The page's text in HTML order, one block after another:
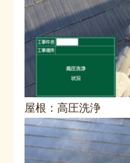
屋根：高圧洗浄